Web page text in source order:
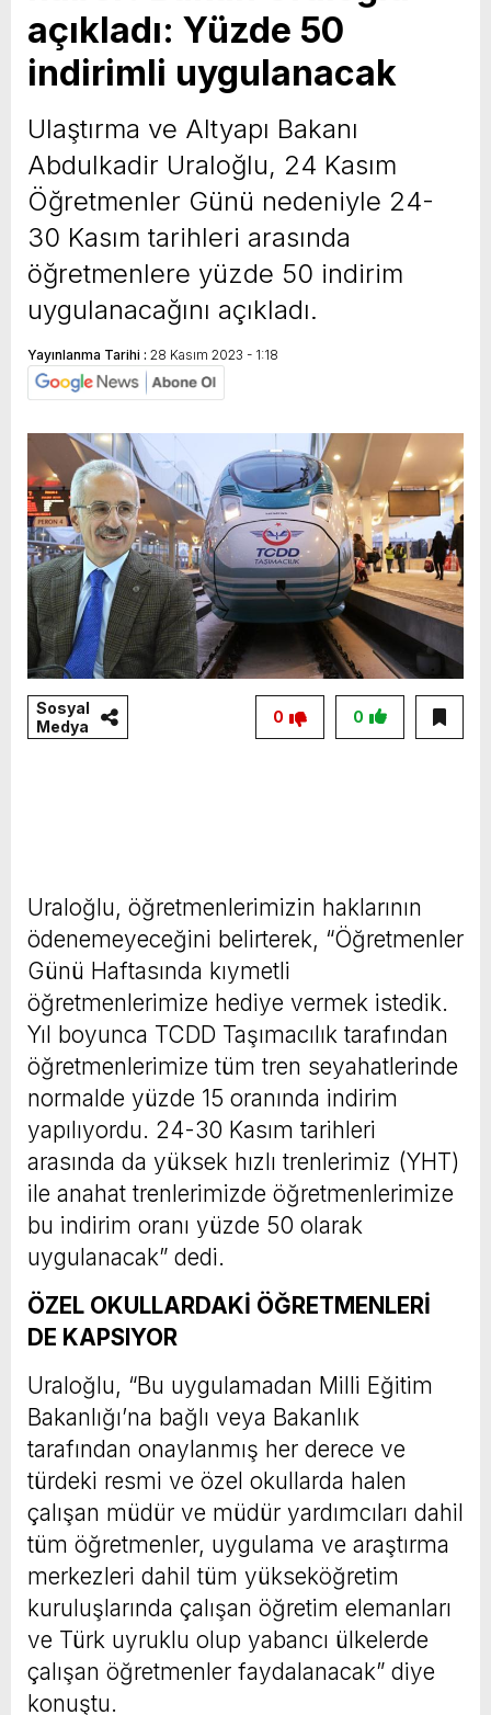
yeni özellikler belli oldu
açıkladı: Yüzde 50
indirimli uygulanacak
Ulaştırma ve Altyapı Bakanı
Abdulkadir Uraloğlu, 24 Kasım
Öğretmenler Günü nedeniyle 24-
30 Kasım tarihleri arasında
öğretmenlere yüzde 50 indirim
uygulanacağını açıkladı.
Yayınlanma Tarihi : 28 Kasım 2023 - 1:18
Sosyal
Medya
0
0
Uraloğlu, öğretmenlerimizin haklarının
ödenemeyeceğini belirterek, “Öğretmenler
Günü Haftasında kıymetli
öğretmenlerimize hediye vermek istedik.
Yıl boyunca TCDD Taşımacılık tarafından
öğretmenlerimize tüm tren seyahatlerinde
normalde yüzde 15 oranında indirim
yapılıyordu. 24-30 Kasım tarihleri
arasında da yüksek hızlı trenlerimiz (YHT)
ile anahat trenlerimizde öğretmenlerimize
bu indirim oranı yüzde 50 olarak
uygulanacak” dedi.
ÖZEL OKULLARDAKİ ÖĞRETMENLERİ
DE KAPSIYOR
Uraloğlu, “Bu uygulamadan Milli Eğitim
Bakanlığı’na bağlı veya Bakanlık
tarafından onaylanmış her derece ve
türdeki resmi ve özel okullarda halen
çalışan müdür ve müdür yardımcıları dahil
tüm öğretmenler, uygulama ve araştırma
merkezleri dahil tüm yükseköğretim
kuruluşlarında çalışan öğretim elemanları
ve Türk uyruklu olup yabancı ülkelerde
çalışan öğretmenler faydalanacak” diye
konuştu.